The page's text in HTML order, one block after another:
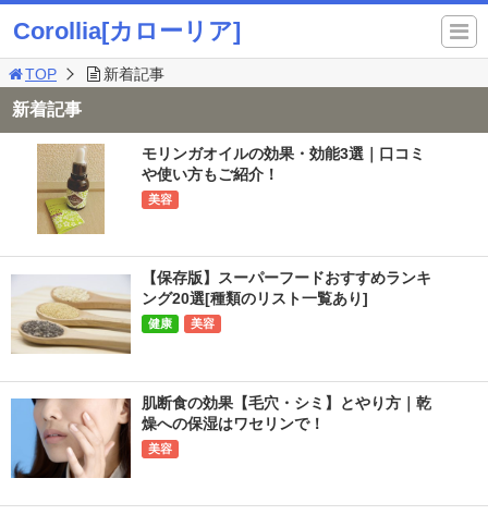
Corollia[カローリア]
TOP 新着記事
新着記事
モリンガオイルの効果・効能3選｜口コミ
や使い方もご紹介！
美容
【保存版】スーパーフードおすすめランキ
ング20選[種類のリスト一覧あり]
健康 美容
肌断食の効果【毛穴・シミ】とやり方｜乾
燥への保湿はワセリンで！
美容